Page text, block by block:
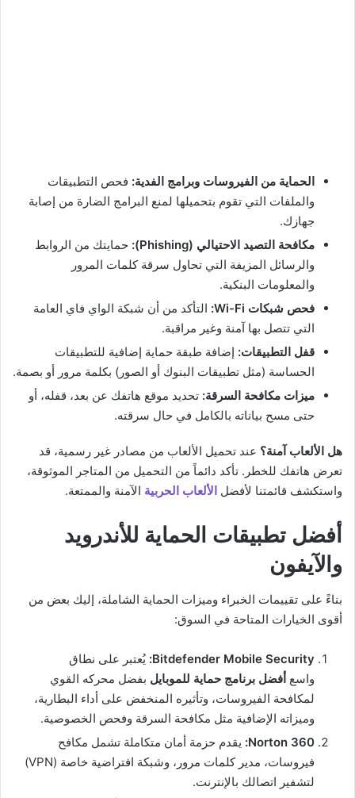
الحماية من الفيروسات وبرامج الفدية: فحص التطبيقات
والملفات التي تقوم بتحميلها لمنع البرامج الضارة من إصابة
جهازك.
مكافحة التصيد الاحتيالي (Phishing):
حمايتك من الروابط
والرسائل المزيفة التي تحاول سرقة كلمات المرور
والمعلومات البنكية.
فحص شبكات Wi-Fi:
التأكد من أن شبكة الواي فاي العامة
التي تتصل بها آمنة وغير مراقبة.
قفل التطبيقات: إضافة طبقة حماية إضافية للتطبيقات
الحساسة (مثل تطبيقات البنوك أو الصور) بكلمة مرور أو بصمة.
ميزات مكافحة السرقة: تحديد موقع هاتفك عن بعد، قفله، أو
حتى مسح بياناته بالكامل في حال سرقته.
هل الألعاب آمنة؟ عند تحميل الألعاب من مصادر غير رسمية، قد
تعرض هاتفك للخطر. تأكد دائماً من التحميل من المتاجر الموثوقة،
واستكشف قائمتنا لأفضل الألعاب الحربية الآمنة والممتعة.
أفضل تطبيقات الحماية للأندرويد
والآيفون
بناءً على تقييمات الخبراء وميزات الحماية الشاملة، إليك بعض من
أقوى الخيارات المتاحة في السوق:
Bitdefender Mobile Security: يُعتبر على نطاق
واسع أفضل برنامج حماية للموبايل بفضل محركه القوي
لمكافحة الفيروسات، وتأثيره المنخفض على أداء البطارية،
وميزاته الإضافية مثل مكافحة السرقة وفحص الخصوصية.
Norton 360: يقدم حزمة أمان متكاملة تشمل مكافح
فيروسات، مدير كلمات مرور، وشبكة افتراضية خاصة (VPN)
لتشفير اتصالك بالإنترنت.